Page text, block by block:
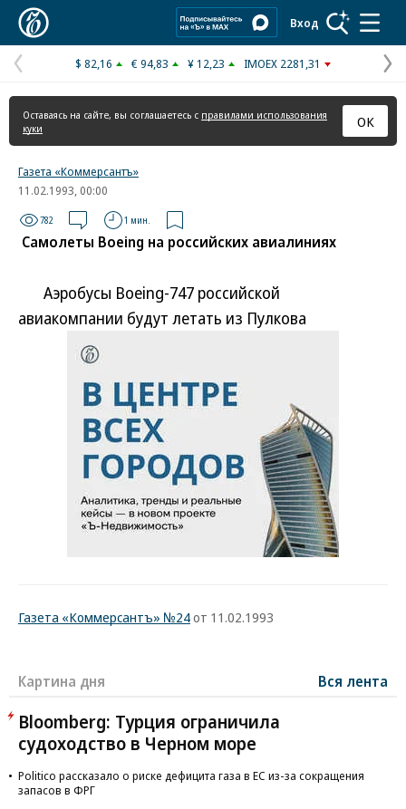
Вход
Предыдущая
страница
$ 82,16 € 94,83 ¥ 12,23 IMOEX 2281,31
Оставаясь на сайте, вы соглашаетесь с правилами использования
куки
ОК
Газета «Коммерсантъ»
11.02.1993, 00:00
782 1 мин.
Самолеты Boeing на российских авиалиниях
Аэробусы Boeing-747 российской
авиакомпании будут летать из Пулкова
Газета «Коммерсантъ» №24от 11.02.1993
Картина дня Вся лента
Bloomberg: Турция ограничила
судоходство в Черном море
Politico рассказало о риске дефицита газа в ЕС из-за сокращения
запасов в ФРГ